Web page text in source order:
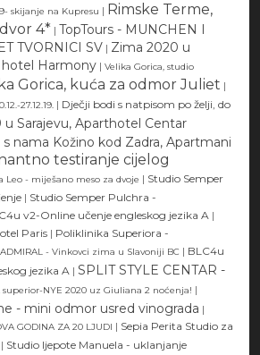
skijanje na Kupresu | Rimske Terme,
4* | TopTours - MUNCHEN I
TVORNICI SV | Zima 2020 u
hotel Harmony | Velika Gorica, studio
Gorica, kuća za odmor Juliet |
27.12.19. | Dječji bodi s natpisom po želji, do
u Sarajevu, Aparthotel Centar
s nama Kožino kod Zadra, Apartmani
testiranje cijelog
Leo - miješano meso za dvoje | Studio Semper
| Studio Semper Pulchra -
v2-Online učenje engleskog jezika A |
Paris | Poliklinika Superiora -
ADMIRAL - Vinkovci zima u Slavoniji BC | BLC4u
jezika A | SPLIT STYLE CENTAR -
superior-NYE 2020 uz Giuliana 2 noćenja! |
- mini odmor usred vinograda |
GODINA ZA 20 LJUDI | Sepia Perita Studio za
| Studio ljepote Manuela - uklanjanje